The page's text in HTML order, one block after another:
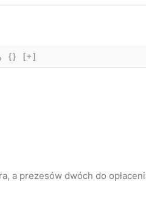
{} [+]
a prezesów dwóch do